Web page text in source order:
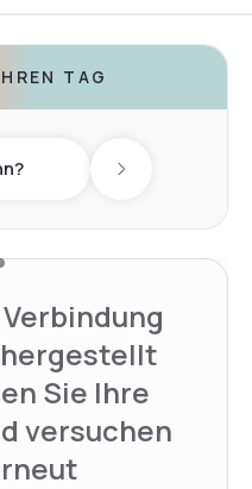
TAG
Next day
Sie Ihre
versuchen